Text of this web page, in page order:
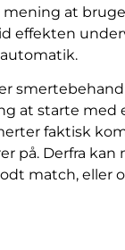
at
effekten
at starte med
faktisk
på. Derfra kan
match, eller